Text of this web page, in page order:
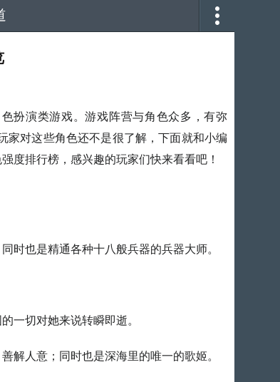
扮演类游戏。游戏阵营与角色众多，有弥
家对这些角色还不是很了解，下面就和小编
度排行榜，感兴趣的玩家们快来看看吧！
时也是精通各种十八般兵器的兵器大师。
一切对她来说转瞬即逝。
解人意；同时也是深海里的唯一的歌姬。